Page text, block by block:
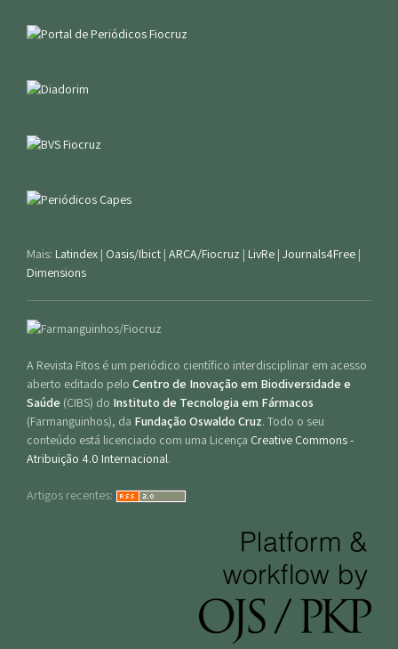
Mais: Latindex | Oasis/Ibict | ARCA/Fiocruz | LivRe | Journals4Free |
Dimensions
A Revista Fitos é um periódico científico interdisciplinar em acesso
aberto editado pelo Centro de Inovação em Biodiversidade e
Saúde (CIBS) do Instituto de Tecnologia em Fármacos
(Farmanguinhos), da Fundação Oswaldo Cruz. Todo o seu
conteúdo está licenciado com uma Licença Creative Commons -
Atribuição 4.0 Internacional.
Artigos recentes: